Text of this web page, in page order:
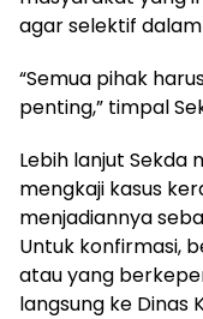
agar selektif
“Semua pihak
penting,” timpal
Lebih lanjut Sekda
mengkaji kasus
menjadiannya
Untuk konfirmasi,
atau yang
langsung ke Dinas